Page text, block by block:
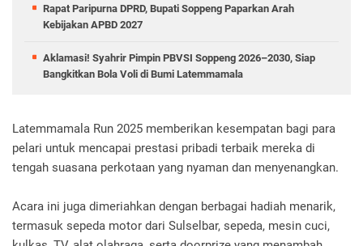
Rapat Paripurna DPRD, Bupati Soppeng Paparkan Arah
Kebijakan APBD 2027
Aklamasi! Syahrir Pimpin PBVSI Soppeng 2026–2030, Siap
Bangkitkan Bola Voli di Bumi Latemmamala
Latemmamala Run 2025 memberikan kesempatan bagi para
pelari untuk mencapai prestasi pribadi terbaik mereka di
tengah suasana perkotaan yang nyaman dan menyenangkan.
Acara ini juga dimeriahkan dengan berbagai hadiah menarik,
termasuk sepeda motor dari Sulselbar, sepeda, mesin cuci,